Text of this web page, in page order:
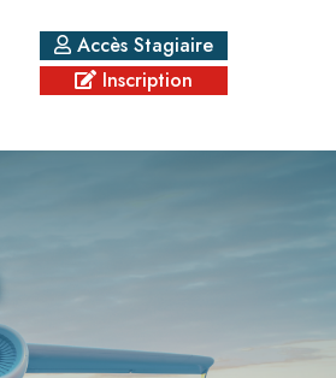
Accès Stagiaire
Inscription